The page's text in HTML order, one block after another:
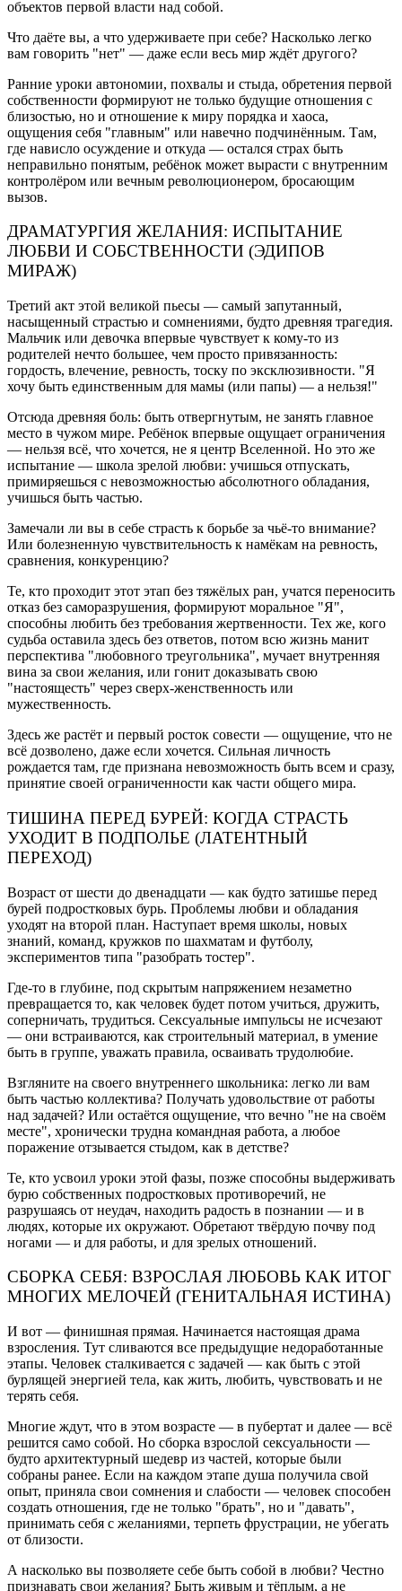
объектов первой власти над собой.
Что даёте вы, а что удерживаете при себе? Насколько легко
вам говорить "нет" — даже если весь мир ждёт другого?
Ранние уроки автономии, похвалы и стыда, обретения первой
собственности формируют не только будущие отношения с
близостью, но и отношение к миру порядка и хаоса,
ощущения себя "главным" или навечно подчинённым. Там,
где нависло осуждение и откуда — остался страх быть
неправильно понятым, ребёнок может вырасти с внутренним
контролёром или вечным революционером, бросающим
вызов.
ДРАМАТУРГИЯ ЖЕЛАНИЯ: ИСПЫТАНИЕ
ЛЮБВИ И СОБСТВЕННОСТИ (ЭДИПОВ
МИРАЖ)
Третий акт этой великой пьесы — самый запутанный,
насыщенный страстью и сомнениями, будто древняя трагедия.
Мальчик или девочка впервые чувствует к кому-то из
родителей нечто большее, чем просто привязанность:
гордость, влечение, ревность, тоску по эксклюзивности. "Я
хочу быть единственным для мамы (или папы) — а нельзя!"
Отсюда древняя боль: быть отвергнутым, не занять главное
место в чужом мире. Ребёнок впервые ощущает ограничения
— нельзя всё, что хочется, не я центр Вселенной. Но это же
испытание — школа зрелой любви: учишься отпускать,
примиряешься с невозможностью абсолютного обладания,
учишься быть частью.
Замечали ли вы в себе страсть к борьбе за чьё-то внимание?
Или болезненную чувствительность к намёкам на ревность,
сравнения, конкуренцию?
Те, кто проходит этот этап без тяжёлых ран, учатся переносить
отказ без саморазрушения, формируют моральное "Я",
способны любить без требования жертвенности. Тех же, кого
судьба оставила здесь без ответов, потом всю жизнь манит
перспектива "любовного треугольника", мучает внутренняя
вина за свои желания, или гонит доказывать свою
"настоящесть" через сверх-женственность или
мужественность.
Здесь же растёт и первый росток совести — ощущение, что не
всё дозволено, даже если хочется. Сильная личность
рождается там, где признана невозможность быть всем и сразу,
принятие своей ограниченности как части общего мира.
ТИШИНА ПЕРЕД БУРЕЙ: КОГДА СТРАСТЬ
УХОДИТ В ПОДПОЛЬЕ (ЛАТЕНТНЫЙ
ПЕРЕХОД)
Возраст от шести до двенадцати — как будто затишье перед
бурей подростковых бурь. Проблемы любви и обладания
уходят на второй план. Наступает время школы, новых
знаний, команд, кружков по шахматам и футболу,
экспериментов типа "разобрать тостер".
Где-то в глубине, под скрытым напряжением незаметно
превращается то, как человек будет потом учиться, дружить,
соперничать, трудиться. Сексуальные импульсы не исчезают
— они встраиваются, как строительный материал, в умение
быть в группе, уважать правила, осваивать трудолюбие.
Взгляните на своего внутреннего школьника: легко ли вам
быть частью коллектива? Получать удовольствие от работы
над задачей? Или остаётся ощущение, что вечно "не на своём
месте", хронически трудна командная работа, а любое
поражение отзывается стыдом, как в детстве?
Те, кто усвоил уроки этой фазы, позже способны выдерживать
бурю собственных подростковых противоречий, не
разрушаясь от неудач, находить радость в познании — и в
людях, которые их окружают. Обретают твёрдую почву под
ногами — и для работы, и для зрелых отношений.
СБОРКА СЕБЯ: ВЗРОСЛАЯ ЛЮБОВЬ КАК ИТОГ
МНОГИХ МЕЛОЧЕЙ (ГЕНИТАЛЬНАЯ ИСТИНА)
И вот — финишная прямая. Начинается настоящая драма
взросления. Тут сливаются все предыдущие недоработанные
этапы. Человек сталкивается с задачей — как быть с этой
бурлящей энергией тела, как жить, любить, чувствовать и не
терять себя.
Многие ждут, что в этом возрасте — в пубертат и далее — всё
решится само собой. Но сборка взрослой сексуальности —
будто архитектурный шедевр из частей, которые были
собраны ранее. Если на каждом этапе душа получила свой
опыт, приняла свои сомнения и слабости — человек способен
создать отношения, где не только "брать", но и "давать",
принимать себя с желаниями, терпеть фрустрации, не убегать
от близости.
А насколько вы позволяете себе быть собой в любви? Честно
признавать свои желания? Быть живым и тёплым, а не